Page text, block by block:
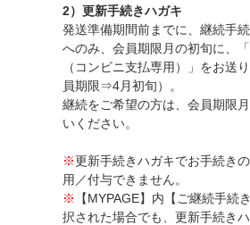
2）更新手続きハガキ
発送準備期間前までに、継続手
へのみ、会員期限月の初旬に、
（コンビニ支払専用）」をお送
員期限⇒4月初旬）。
継続をご希望の方は、会員期限
いください。
※更新手続きハガキでお手続き
用／付与できません。
※
【MYPAGE】内【ご継続手続
択された場合でも、更新手続き